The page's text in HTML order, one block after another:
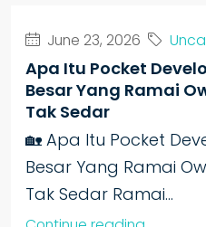
June 23, 2026
Apa Itu Pocket
Besar Yang Ramai
Tak Sedar
🏡 Apa Itu Pocket
Besar Yang Ramai
Tak Sedar Ramai...